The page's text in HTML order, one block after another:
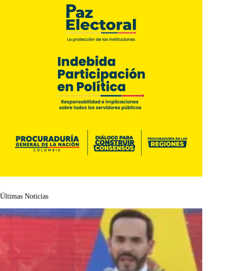
Últimas Noticias